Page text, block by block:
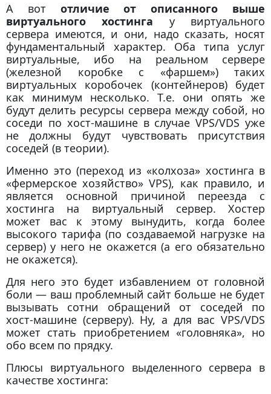
А вот отличие от описанного выше
виртуального хостинга у виртуального
сервера имеются, и они, надо сказать, носят
фундаментальный характер. Оба типа услуг
виртуальные, ибо на реальном сервере
(железной коробке с «фаршем») таких
виртуальных коробочек (контейнеров) будет
как минимум несколько. Т.е. они опять же
будут делить ресурсы сервера между собой, но
соседи по хост-машине в случае VPS/VDS уже
не должны будут чувствовать присутствия
соседей (в теории).
Именно это (переход из «колхоза» хостинга в
«фермерское хозяйство» VPS), как правило, и
является основной причиной переезда с
хостинга на виртуальный сервер. Хостер
может вас к этому вынудить, когда более
высокого тарифа (по создаваемой нагрузке на
сервер) у него не окажется (а его обязательно
не окажется).
Для него это будет избавлением от головной
боли — ваш проблемный сайт больше не будет
вызывать сотни обращений от соседей по
хост-машине (серверу). Ну, а для вас VPS/VDS
может стать приобретением «головняка», но
обо всем по прядку.
Плюсы виртуального выделенного сервера в
качестве хостинга: